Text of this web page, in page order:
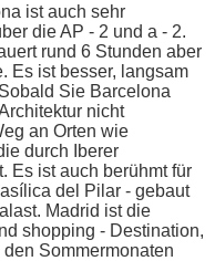
ist auch sehr
die AP - 2 und a - 2.
rund 6 Stunden aber
Es ist besser, langsam
Sie Barcelona
nicht
an Orten wie
durch Iberer
Es ist auch berühmt für
del Pilar - gebaut
Madrid ist die
shopping - Destination,
Sommermonaten